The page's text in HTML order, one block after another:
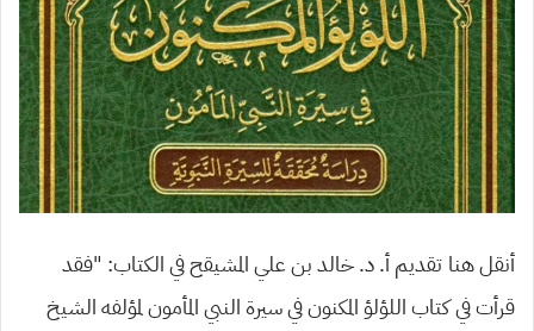
أنقل هنا تقديم أ. د. خالد بن علي المشيقح في الكتاب: “فقد
قرأت في كتاب اللؤلؤ المكنون في سيرة النبي المأمون لمؤلفه الشيخ